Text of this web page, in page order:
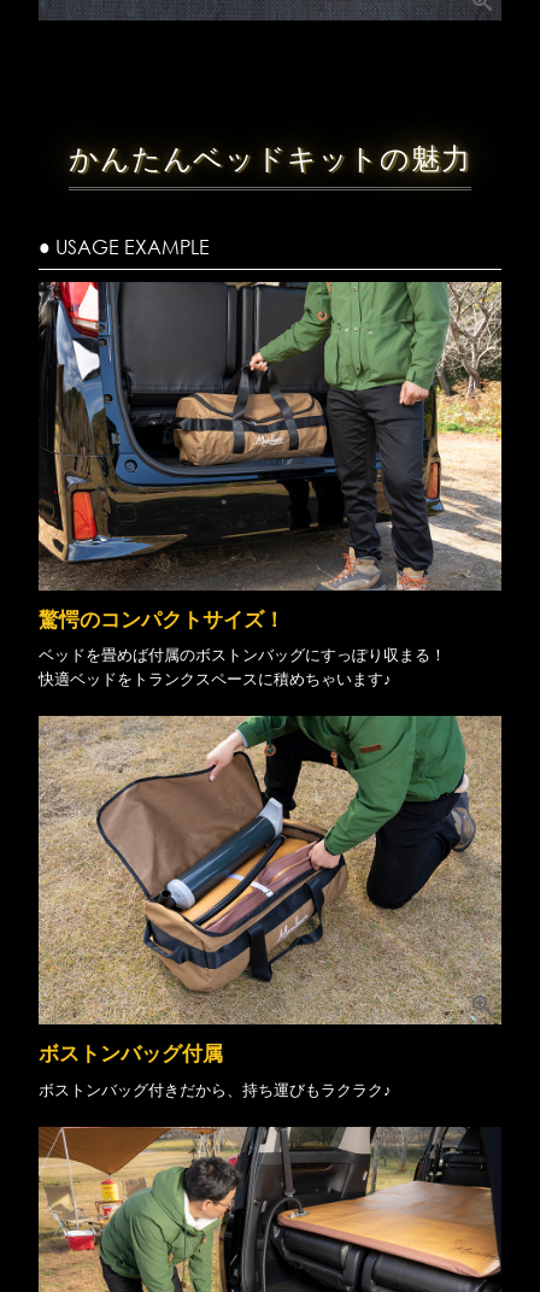
かんたんベッドキットの魅力
● USAGE EXAMPLE
驚愕のコンパクトサイズ！
ベッドを畳めば付属のボストンバッグにすっぽり収まる！
快適ベッドをトランクスペースに積めちゃいます♪
ボストンバッグ付属
ボストンバッグ付きだから、持ち運びもラクラク♪